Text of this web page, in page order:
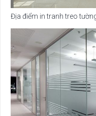
Địa điểm in tranh treo